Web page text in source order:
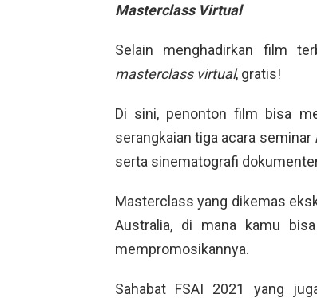
Masterclass Virtual
Selain menghadirkan film
masterclass virtual, gratis!
Di sini, penonton film bisa
serangkaian tiga acara seminar
serta sinematografi
Masterclass yang dikemas
Australia, di mana kamu
mempromosikannya.
Sahabat FSAI 2021 yang